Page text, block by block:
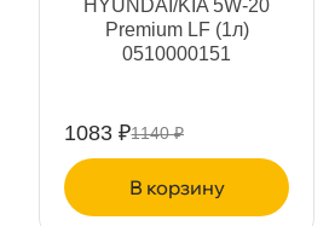
HYUNDAI/KIA 5W-20
Premium LF (1л)
0510000151
1083 ₽1140 ₽
корзину